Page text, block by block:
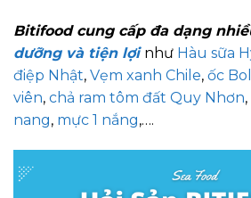
Bitifood cung cấp đa dạng
dưỡng và tiện lợi như Hàu sữa
điệp Nhật, Vẹm xanh Chile, ốc
viên, chả ram tôm đất Quy Nhơn,
nang, mực 1 nắng,….